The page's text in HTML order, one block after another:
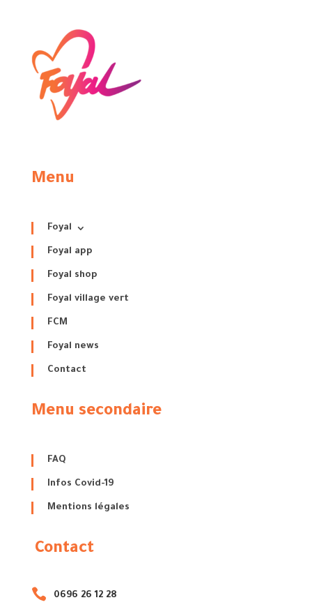
Menu
Foyal
Foyal app
Foyal shop
Foyal village vert
FCM
Foyal news
Contact
Menu secondaire
FAQ
Infos Covid-19
Mentions légales
Contact
 0696 26 12 28